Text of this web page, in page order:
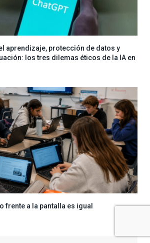
aprendizaje, protección de datos y
los tres dilemas éticos de la IA en
frente a la pantalla es igual